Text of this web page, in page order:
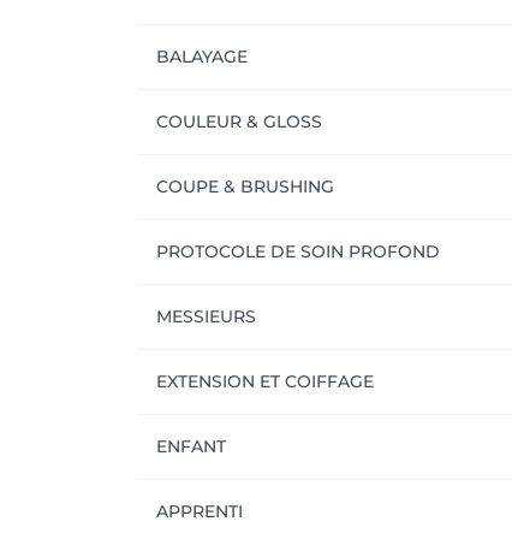
BALAYAGE
COULEUR & GLOSS
COUPE & BRUSHING
PROTOCOLE DE SOIN PROFOND
MESSIEURS
EXTENSION ET COIFFAGE
ENFANT
APPRENTI